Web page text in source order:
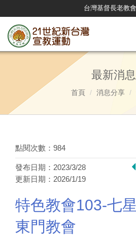
台灣基督長老教會
最新消息
首頁 消息分享
點閱次數：984
發布日期：2023/3/28
更新日期：2026/1/19
特色教會103-七
東門教會